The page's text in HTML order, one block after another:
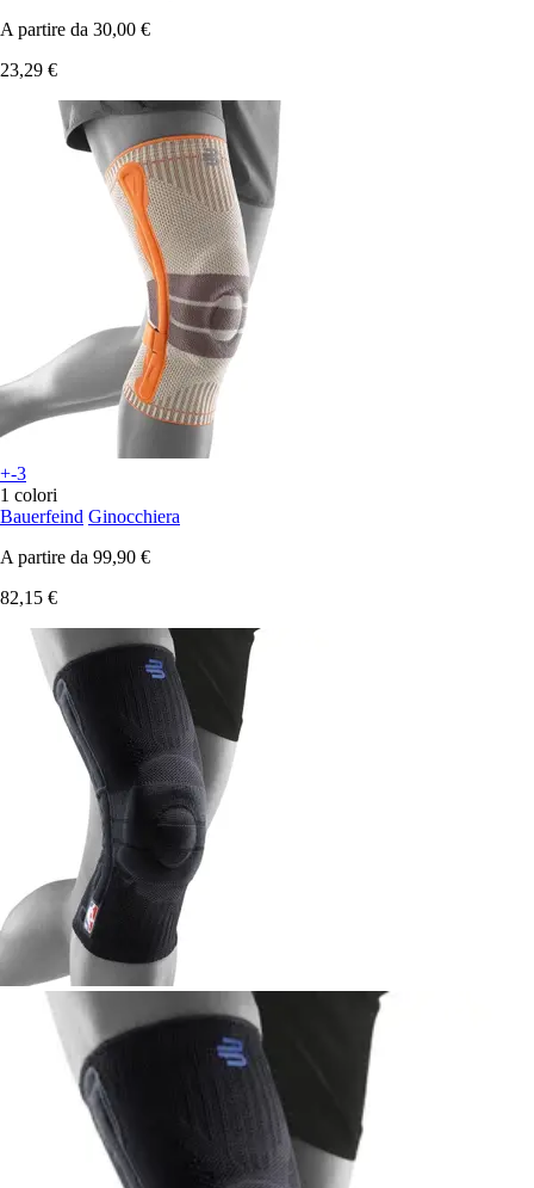
A partire da 30,00 €
23,29 €
+-3
1 colori
Bauerfeind Ginocchiera
A partire da 99,90 €
82,15 €